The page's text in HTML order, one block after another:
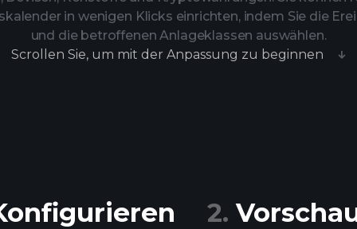
in wenigen Klicks einrichten, indem Sie die
und die betroffenen Anlageklassen auswählen.
Scrollen Sie, um mit der Anpassung zu beginnen